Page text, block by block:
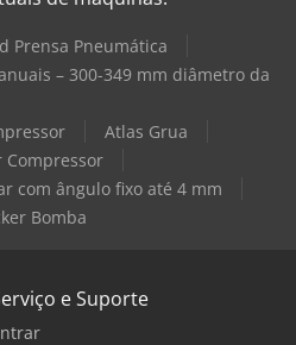
Prensa Pneumática
– 300-349 mm diâmetro da
Atlas Grua
Compressor
com ângulo fixo até 4 mm
Bomba
e Suporte